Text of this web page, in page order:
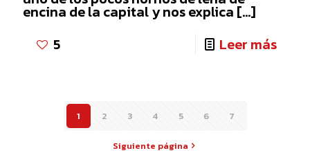
encina de la capital y nos explica […]
5
Leer más-
1 2 3 4 5 6 7
Siguiente página